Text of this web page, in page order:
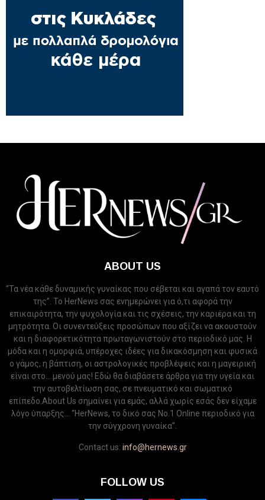
ABOUT US
“Τα νέα κάθε δυναμικής γυναίκας που σέβεται και αγαπά τον εαυτό
της”. Το HerNews σας ενημερώνει για ό,τι αφορά την
επικαιρότητα, την ψυχολογία και τις σχέσεις, την καριέρα και τη
μητρότητα. Οι συνεντεύξεις προσώπων που αξίζει να ακουστούν
και η διαφορετικότητα πρωταγωνιστούν στο περιοδικό μας. Η
μόδα και η ομορφιά, υπέροχες ιδέες για δικακόσμηση και φυσικά
ο γάμος, η βάπτιση, οι αστρολογικές προβλέψεις και η μαγειρική
είναι στο... μενού μας! Εδώ θα διαβάσετε άρθρα για την υγεία και
την αυτοβελτίωση σας, σε πνευματικό και σωματικό
επίπεδο.About Us σημαίνει για εμάς, αλλά χωρίς εσάς δεν είχαμε
λόγο ύπαρξης... “HerNews, το δικό σας Νo.1 Online περιοδικό για
την σύγχρονη γυναίκα”.
Contact us: info@hernews.gr
FOLLOW US